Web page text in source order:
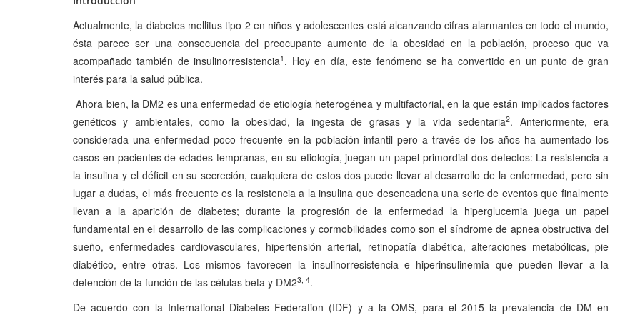
Actualmente, la diabetes mellitus tipo 2 en niños y adolescentes está alcanzando cifras alarmantes en todo el mundo,
ésta parece ser una consecuencia del preocupante aumento de la obesidad en la población, proceso que va
acompañado también de insulinorresistencia1 . Hoy en día, este fenómeno se ha convertido en un punto de gran
interés para la salud pública.
Ahora bien, la DM2 es una enfermedad de etiología heterogénea y multifactorial, en la que están implicados factores
genéticos y ambientales, como la obesidad, la ingesta de grasas y la vida sedentaria2. Anteriormente, era
considerada una enfermedad poco frecuente en la población infantil pero a través de los años ha aumentado los
casos en pacientes de edades tempranas, en su etiología, juegan un papel primordial dos defectos: La resistencia a
la insulina y el déficit en su secreción, cualquiera de estos dos puede llevar al desarrollo de la enfermedad, pero sin
lugar a dudas, el más frecuente es la resistencia a la insulina que desencadena una serie de eventos que finalmente
llevan a la aparición de diabetes; durante la progresión de la enfermedad la hiperglucemia juega un papel
fundamental en el desarrollo de las complicaciones y cormobilidades como son el síndrome de apnea obstructiva del
sueño, enfermedades cardiovasculares, hipertensión arterial, retinopatía diabética, alteraciones metabólicas, pie
diabético, entre otras. Los mismos favorecen la insulinorresistencia e hiperinsulinemia que pueden llevar a la
detención de la función de las células beta y DM23, 4.
De acuerdo con la International Diabetes Federation (IDF) y a la OMS, para el 2015 la prevalencia de DM en